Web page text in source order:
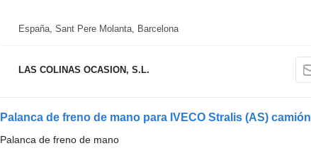
España, Sant Pere Molanta, Barcelona
LAS COLINAS OCASION, S.L.
Palanca de freno de mano para IVECO Stralis (AS) camión
Palanca de freno de mano